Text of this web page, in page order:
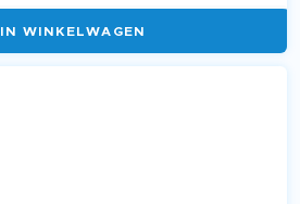
IN WINKELWAGEN